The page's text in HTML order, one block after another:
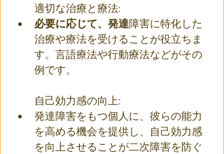
適切な治療と療法:
必要に応じて、発達障害に特化した
治療や療法を受けることが役立ちま
す。言語療法や行動療法などがその
例です。
自己効力感の向上:
発達障害をもつ個人に、彼らの能力
を高める機会を提供し、自己効力感
を向上させることが二次障害を防ぐ